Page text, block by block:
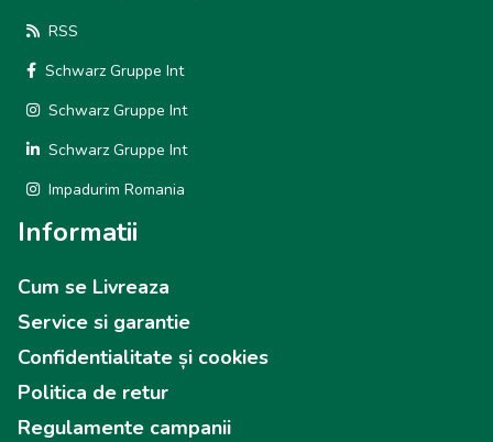
RSS
Schwarz Gruppe Int
Schwarz Gruppe Int
Schwarz Gruppe Int
Impadurim Romania
Informatii
Cum se Livreaza
Service si garantie
Confidentialitate și cookies
Politica de retur
Regulamente campanii